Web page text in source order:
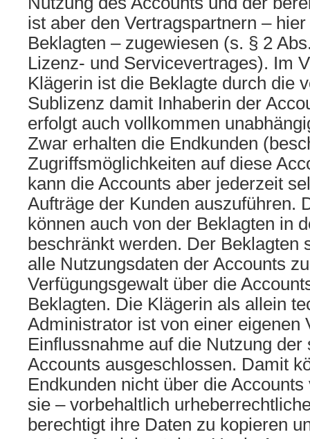
ist aber den Vertragspartnern –
Beklagten – zugewiesen (s. § 2
Lizenz- und Servicevertrages). Im
Klägerin ist die Beklagte durch die
Sublizenz damit Inhaberin der
erfolgt auch vollkommen
Zwar erhalten die Endkunden
Zugriffsmöglichkeiten auf diese
kann die Accounts aber jederzeit
Aufträge der Kunden auszuführen.
können auch von der Beklagten in
beschränkt werden. Der Beklagten
alle Nutzungsdaten der Accounts
Verfügungsgewalt über die
Beklagten. Die Klägerin als allein
Administrator ist von einer eigenen
Einflussnahme auf die Nutzung der
Accounts ausgeschlossen. Damit
Endkunden nicht über die
sie – vorbehaltlich
berechtigt ihre Daten zu kopieren